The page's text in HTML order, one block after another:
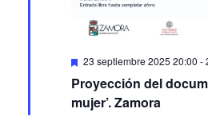
Featured
23 septiembre 2025 20:00
Proyección del
mujer’. Zamora